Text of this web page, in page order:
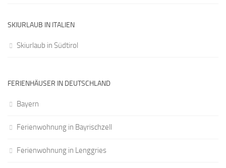
SKIURLAUB IN ITALIEN
Skiurlaub in Südtirol
FERIENHÄUSER IN DEUTSCHLAND
Bayern
Ferienwohnung in Bayrischzell
Ferienwohnung in Lenggries